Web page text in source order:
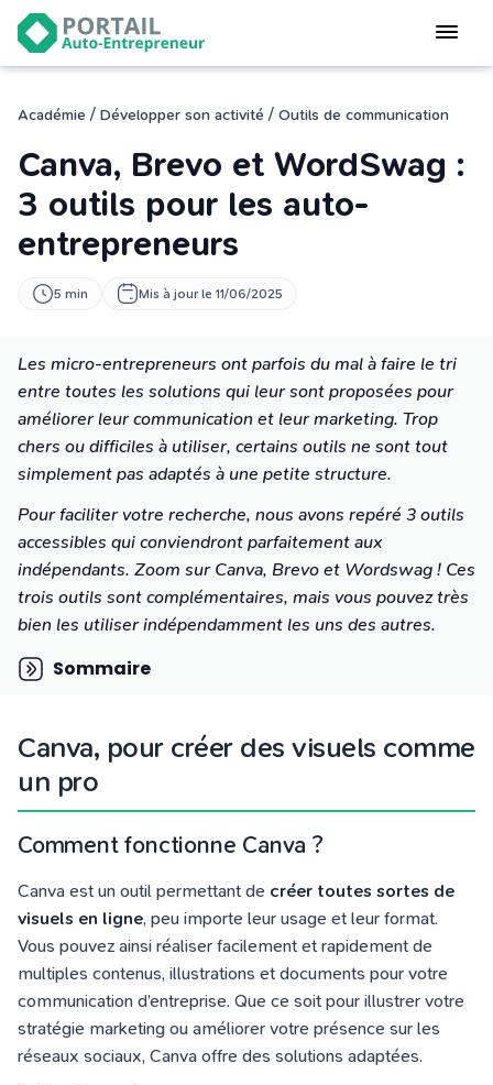
Devenir
auto-entrepreneur
logiciel de facturation
Modifier
mon auto-entreprise
Cesser
mon activité
Statut auto-entrepreneur
Programmes de Formation
L’académie
Blog
Académie / Développer son activité / Outils de communication
Canva, Brevo et WordSwag :
3 outils pour les auto-
entrepreneurs
5 min Mis à jour le 11/06/2025
Les micro-entrepreneurs ont parfois du mal à faire le tri
entre toutes les solutions qui leur sont proposées pour
améliorer leur communication et leur marketing. Trop
chers ou difficiles à utiliser, certains outils ne sont tout
simplement pas adaptés à une petite structure.
Pour faciliter votre recherche, nous avons repéré 3 outils
accessibles qui conviendront parfaitement aux
indépendants. Zoom sur Canva, Brevo et Wordswag ! Ces
trois outils sont complémentaires, mais vous pouvez très
bien les utiliser indépendamment les uns des autres.
Sommaire
Canva, pour créer des visuels comme
un pro
Comment fonctionne Canva ?
Canva est un outil permettant de créer toutes sortes de
visuels en ligne, peu importe leur usage et leur format.
Vous pouvez ainsi réaliser facilement et rapidement de
multiples contenus, illustrations et documents pour votre
communication d’entreprise. Que ce soit pour illustrer votre
stratégie marketing ou améliorer votre présence sur les
réseaux sociaux, Canva offre des solutions adaptées.